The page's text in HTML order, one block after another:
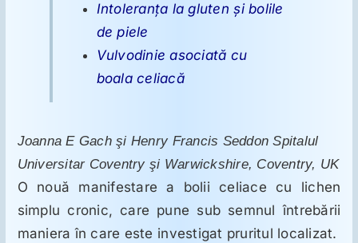
Ginecologie
LDN
ORL
genital
Intoleranţa la gluten şi bolile
de piele
Vulvodinie asociată cu
boala celiacă
Joanna E Gach şi Henry Francis Seddon Spitalul
Universitar Coventry şi Warwickshire, Coventry, UK
O nouă manifestare a bolii celiace cu lichen
simplu cronic, care pune sub semnul întrebării
maniera în care este investigat pruritul localizat.